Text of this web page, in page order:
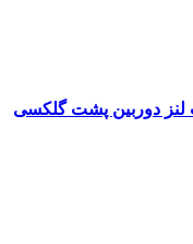
دوربین پشت گلکسی